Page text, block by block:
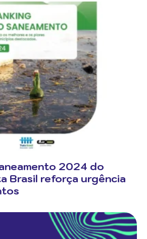
2024 do
Brasil reforça urgência